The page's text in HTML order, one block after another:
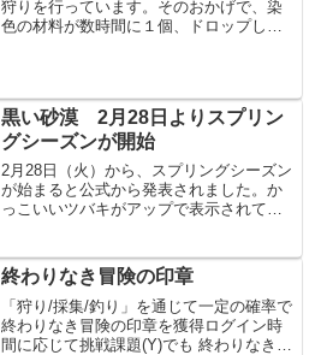
狩りを行っています。そのおかげで、染
色の材料が数時間に１個、ドロップして
出てくれました。い...
黒い砂漠 2月28日よりスプリン
グシーズンが開始
2月28日（火）から、スプリングシーズン
が始まると公式から発表されました。か
っこいいツバキがアップで表示されてい
りませんが、「ウサ」や「メグ」の覚醒
は間に合うのでしょう...
終わりなき冒険の印章
「狩り/採集/釣り」を通じて一定の確率で
終わりなき冒険の印章を獲得ログイン時
間に応じて挑戦課題(Y)でも 終わりなき冒